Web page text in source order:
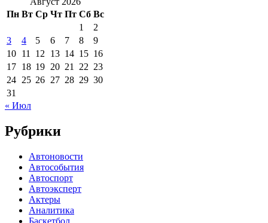
Пн Вт Ср Чт Пт Сб Вс
1
2
3
4 5 6 7 8
9
10 11 12 13 14 15 16
17 18 19 20 21 22 23
24 25 26 27 28 29 30
31
« Июл
Рубрики
Автоновости
Автособытия
Автоспорт
Автоэксперт
Актеры
Аналитика
Баскетбол